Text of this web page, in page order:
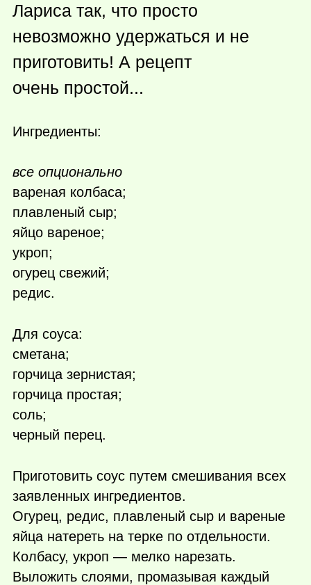
Лариса так, что просто
невозможно удержаться и не
приготовить! А рецепт
очень простой...
Ингредиенты:
все опционально
вареная колбаса;
плавленый сыр;
яйцо вареное;
укроп;
огурец свежий;
редис.
Для соуса:
сметана;
горчица зернистая;
горчица простая;
соль;
черный перец.
Приготовить соус путем смешивания всех
заявленных ингредиентов.
Огурец, редис, плавленый сыр и вареные
яйца натереть на терке по отдельности.
Колбасу, укроп — мелко нарезать.
Выложить слоями, промазывая каждый